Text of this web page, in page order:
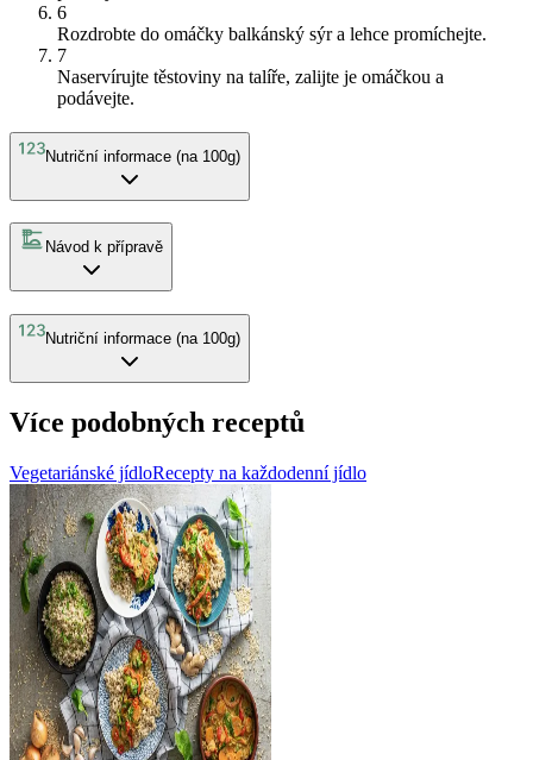
6
Rozdrobte do omáčky balkánský sýr a lehce promíchejte.
7
Naservírujte těstoviny na talíře, zalijte je omáčkou a
podávejte.
Nutriční informace (na 100g)
Návod k přípravě
Nutriční informace (na 100g)
Více podobných receptů
Vegetariánské jídloRecepty na každodenní jídlo